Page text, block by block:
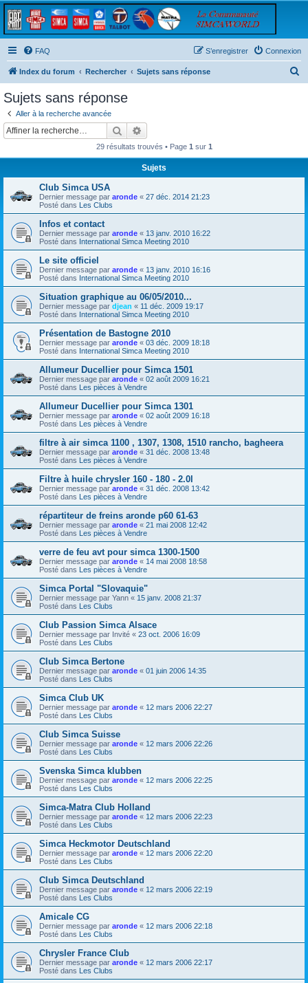
FAQ Connexion
S’enregistrer
Index du forum Rechercher Sujets sans réponse
Sujets sans réponse
Aller à la recherche avancée
Rechercher
29 résultats trouvés • Page 1 sur 1
Sujets
Club Simca USA
Dernier message par aronde « 27 déc. 2014 21:23
Posté dans Les Clubs
Infos et contact
Dernier message par aronde « 13 janv. 2010 16:22
Posté dans International Simca Meeting 2010
Le site officiel
Dernier message par aronde « 13 janv. 2010 16:16
Posté dans International Simca Meeting 2010
Situation graphique au 06/05/2010...
Dernier message par djean « 11 déc. 2009 19:17
Posté dans International Simca Meeting 2010
Présentation de Bastogne 2010
Dernier message par aronde « 03 déc. 2009 18:18
Posté dans International Simca Meeting 2010
Allumeur Ducellier pour Simca 1501
Dernier message par aronde « 02 août 2009 16:21
Posté dans Les pièces à Vendre
Allumeur Ducellier pour Simca 1301
Dernier message par aronde « 02 août 2009 16:18
Posté dans Les pièces à Vendre
filtre à air simca 1100 , 1307, 1308, 1510 rancho, bagheera
Dernier message par aronde « 31 déc. 2008 13:48
Posté dans Les pièces à Vendre
Filtre à huile chrysler 160 - 180 - 2.0l
Dernier message par aronde « 31 déc. 2008 13:42
Posté dans Les pièces à Vendre
répartiteur de freins aronde p60 61-63
Dernier message par aronde « 21 mai 2008 12:42
Posté dans Les pièces à Vendre
verre de feu avt pour simca 1300-1500
Dernier message par aronde « 14 mai 2008 18:58
Posté dans Les pièces à Vendre
Simca Portal "Slovaquie"
Dernier message par Yann « 15 janv. 2008 21:37
Posté dans Les Clubs
Club Passion Simca Alsace
Dernier message par Invité « 23 oct. 2006 16:09
Posté dans Les Clubs
Club Simca Bertone
Dernier message par aronde « 01 juin 2006 14:35
Posté dans Les Clubs
Simca Club UK
Dernier message par aronde « 12 mars 2006 22:27
Posté dans Les Clubs
Club Simca Suisse
Dernier message par aronde « 12 mars 2006 22:26
Posté dans Les Clubs
Svenska Simca klubben
Dernier message par aronde « 12 mars 2006 22:25
Posté dans Les Clubs
Simca-Matra Club Holland
Dernier message par aronde « 12 mars 2006 22:23
Posté dans Les Clubs
Simca Heckmotor Deutschland
Dernier message par aronde « 12 mars 2006 22:20
Posté dans Les Clubs
Club Simca Deutschland
Dernier message par aronde « 12 mars 2006 22:19
Posté dans Les Clubs
Amicale CG
Dernier message par aronde « 12 mars 2006 22:18
Posté dans Les Clubs
Chrysler France Club
Dernier message par aronde « 12 mars 2006 22:17
Posté dans Les Clubs